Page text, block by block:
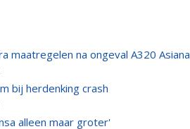
maatregelen na ongeval A320 Asiana
bij herdenking crash
alleen maar groter'